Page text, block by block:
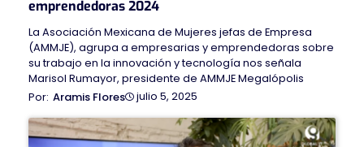
emprendedoras 2024
La Asociación Mexicana de Mujeres jefas de Empresa
(AMMJE), agrupa a empresarias y emprendedoras sobre
su trabajo en la innovación y tecnología nos señala
Marisol Rumayor, presidente de AMMJE Megalópolis
Aramis Flores
julio 5, 2025